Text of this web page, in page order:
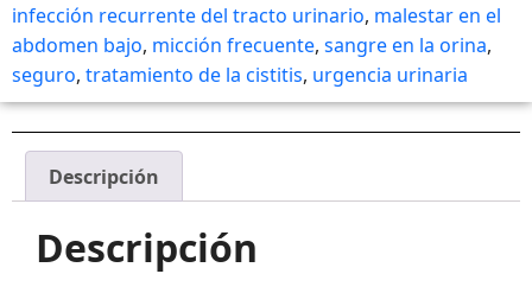
infección recurrente del tracto urinario, malestar en el
abdomen bajo, micción frecuente, sangre en la orina,
seguro, tratamiento de la cistitis, urgencia urinaria
Descripción
Descripción